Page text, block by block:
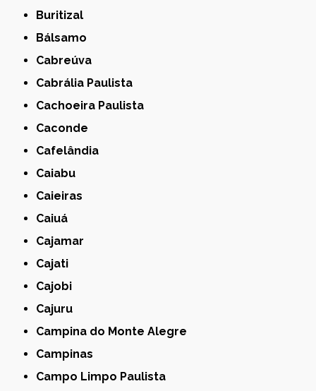
Buritizal
Bálsamo
Cabreúva
Cabrália Paulista
Cachoeira Paulista
Caconde
Cafelândia
Caiabu
Caieiras
Caiuá
Cajamar
Cajati
Cajobi
Cajuru
Campina do Monte Alegre
Campinas
Campo Limpo Paulista